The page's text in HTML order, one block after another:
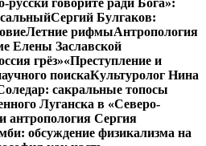
русски говорите ради Бога»:
Сергий Булгаков:
Летние рифмыАнтропология
Елены Заславской
грёз»«Преступление и
поискаКультуролог Нина
сакральные топосы
Луганска в «Северо-
антропология Сергия
обсуждение физикализма на